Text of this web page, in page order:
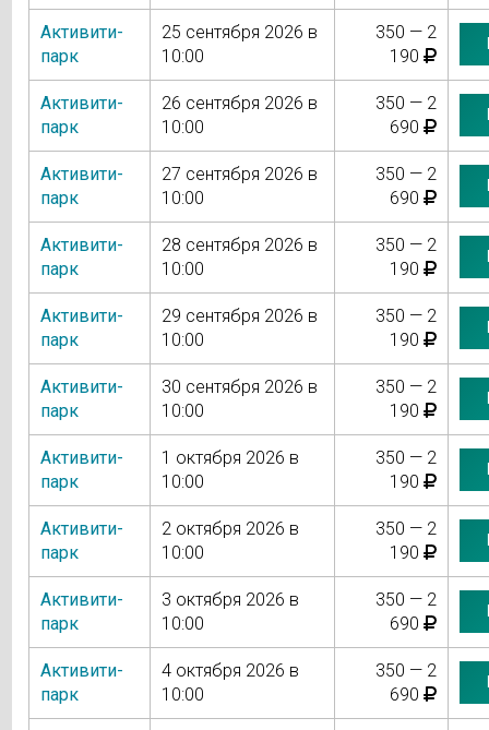
Активити-
парк
25 сентября 2026 в
10:00
350 — 2
190
Активити-
парк
26 сентября 2026 в
10:00
350 — 2
690
Активити-
парк
27 сентября 2026 в
10:00
350 — 2
690
Активити-
парк
28 сентября 2026 в
10:00
350 — 2
190
Активити-
парк
29 сентября 2026 в
10:00
350 — 2
190
Активити-
парк
30 сентября 2026 в
10:00
350 — 2
190
Активити-
парк
1 октября 2026 в
10:00
350 — 2
190
Активити-
парк
2 октября 2026 в
10:00
350 — 2
190
Активити-
парк
3 октября 2026 в
10:00
350 — 2
690
Активити-
парк
4 октября 2026 в
10:00
350 — 2
690